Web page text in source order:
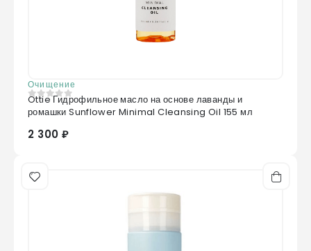
Очищение
0из 5
Ottie Гидрофильное масло на основе лаванды и
ромашки Sunflower Minimal Cleansing Oil 155 мл
2 300 ₽